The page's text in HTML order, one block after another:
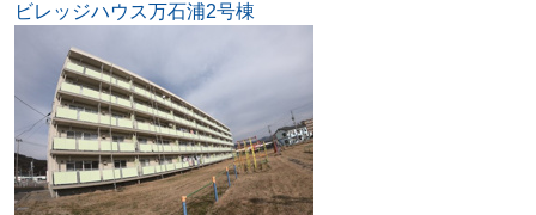
ビレッジハウス万石浦2号棟